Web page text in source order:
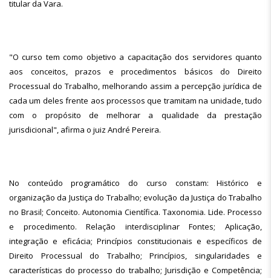
titular da Vara.
"O curso tem como objetivo a capacitação dos servidores quanto
aos conceitos, prazos e procedimentos básicos do Direito
Processual do Trabalho, melhorando assim a percepção jurídica de
cada um deles frente aos processos que tramitam na unidade, tudo
com o propósito de melhorar a qualidade da prestação
jurisdicional", afirma o juiz André Pereira.
No conteúdo programático do curso constam: Histórico e
organização da Justiça do Trabalho; evolução da Justiça do Trabalho
no Brasil; Conceito. Autonomia Científica. Taxonomia. Lide. Processo
e procedimento. Relação interdisciplinar Fontes; Aplicação,
integração e eficácia; Princípios constitucionais e específicos de
Direito Processual do Trabalho; Princípios, singularidades e
características do processo do trabalho; Jurisdição e Competência;